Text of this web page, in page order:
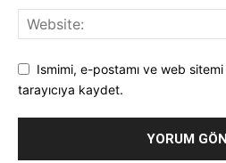
Ismimi, e-postamı ve web
tarayıcıya kaydet.